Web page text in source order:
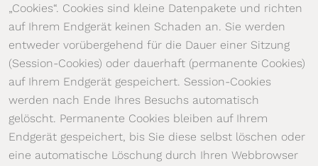
„Cookies“. Cookies sind kleine Datenpakete und richten
auf Ihrem Endgerät keinen Schaden an. Sie werden
entweder vorübergehend für die Dauer einer Sitzung
(Session-Cookies) oder dauerhaft (permanente Cookies)
auf Ihrem Endgerät gespeichert. Session-Cookies
werden nach Ende Ihres Besuchs automatisch
gelöscht. Permanente Cookies bleiben auf Ihrem
Endgerät gespeichert, bis Sie diese selbst löschen oder
eine automatische Löschung durch Ihren Webbrowser